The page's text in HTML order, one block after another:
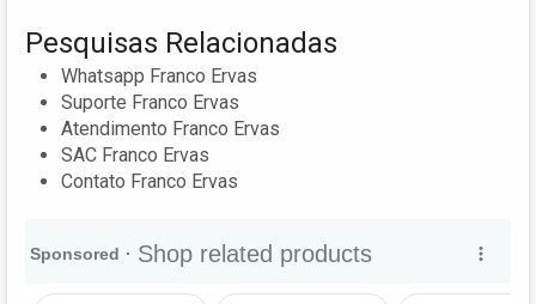
Pesquisas Relacionadas
Whatsapp Franco Ervas
Suporte Franco Ervas
Atendimento Franco Ervas
SAC Franco Ervas
Contato Franco Ervas